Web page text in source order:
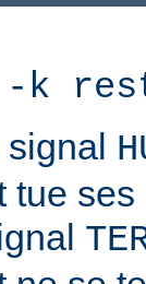
-k
tue